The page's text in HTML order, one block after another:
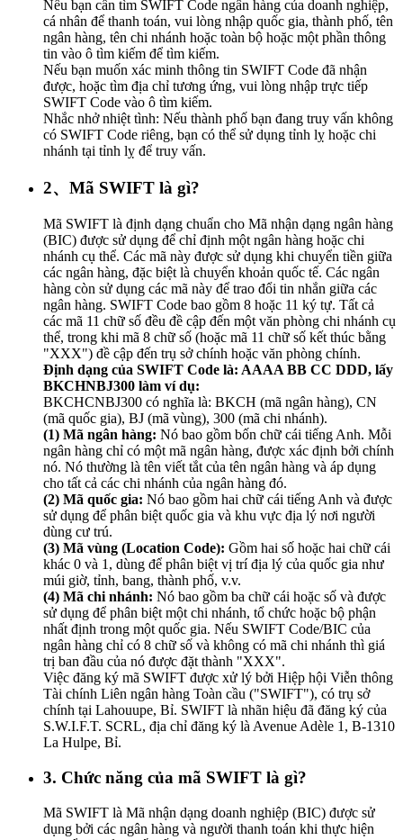
Nếu bạn cần tìm SWIFT Code ngân hàng của doanh nghiệp,
cá nhân để thanh toán, vui lòng nhập quốc gia, thành phố, tên
ngân hàng, tên chi nhánh hoặc toàn bộ hoặc một phần thông
tin vào ô tìm kiếm để tìm kiếm.
Nếu bạn muốn xác minh thông tin SWIFT Code đã nhận
được, hoặc tìm địa chỉ tương ứng, vui lòng nhập trực tiếp
SWIFT Code vào ô tìm kiếm.
Nhắc nhở nhiệt tình: Nếu thành phố bạn đang truy vấn không
có SWIFT Code riêng, bạn có thể sử dụng tỉnh lỵ hoặc chi
nhánh tại tỉnh lỵ để truy vấn.
2、Mã SWIFT là gì?
Mã SWIFT là định dạng chuẩn cho Mã nhận dạng ngân hàng
(BIC) được sử dụng để chỉ định một ngân hàng hoặc chi
nhánh cụ thể. Các mã này được sử dụng khi chuyển tiền giữa
các ngân hàng, đặc biệt là chuyển khoản quốc tế. Các ngân
hàng còn sử dụng các mã này để trao đổi tin nhắn giữa các
ngân hàng. SWIFT Code bao gồm 8 hoặc 11 ký tự. Tất cả
các mã 11 chữ số đều đề cập đến một văn phòng chi nhánh cụ
thể, trong khi mã 8 chữ số (hoặc mã 11 chữ số kết thúc bằng
"XXX") đề cập đến trụ sở chính hoặc văn phòng chính.
Định dạng của SWIFT Code là: AAAA BB CC DDD, lấy
BKCHNBJ300 làm ví dụ:
BKCHCNBJ300 có nghĩa là: BKCH (mã ngân hàng), CN
(mã quốc gia), BJ (mã vùng), 300 (mã chi nhánh).
(1) Mã ngân hàng: Nó bao gồm bốn chữ cái tiếng Anh. Mỗi
ngân hàng chỉ có một mã ngân hàng, được xác định bởi chính
nó. Nó thường là tên viết tắt của tên ngân hàng và áp dụng
cho tất cả các chi nhánh của ngân hàng đó.
(2) Mã quốc gia: Nó bao gồm hai chữ cái tiếng Anh và được
sử dụng để phân biệt quốc gia và khu vực địa lý nơi người
dùng cư trú.
(3) Mã vùng (Location Code): Gồm hai số hoặc hai chữ cái
khác 0 và 1, dùng để phân biệt vị trí địa lý của quốc gia như
múi giờ, tỉnh, bang, thành phố, v.v.
(4) Mã chi nhánh: Nó bao gồm ba chữ cái hoặc số và được
sử dụng để phân biệt một chi nhánh, tổ chức hoặc bộ phận
nhất định trong một quốc gia. Nếu SWIFT Code/BIC của
ngân hàng chỉ có 8 chữ số và không có mã chi nhánh thì giá
trị ban đầu của nó được đặt thành "XXX".
Việc đăng ký mã SWIFT được xử lý bởi Hiệp hội Viễn thông
Tài chính Liên ngân hàng Toàn cầu ("SWIFT"), có trụ sở
chính tại Lahouupe, Bỉ. SWIFT là nhãn hiệu đã đăng ký của
S.W.I.F.T. SCRL, địa chỉ đăng ký là Avenue Adèle 1, B-1310
La Hulpe, Bỉ.
3. Chức năng của mã SWIFT là gì?
Mã SWIFT là Mã nhận dạng doanh nghiệp (BIC) được sử
dụng bởi các ngân hàng và người thanh toán khi thực hiện